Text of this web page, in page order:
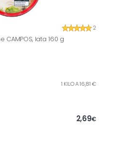
2
lata 160 g
1 KILO A 16,81 €
2,69€